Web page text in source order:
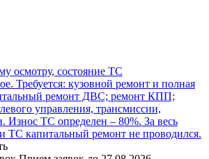
осмотру, состояние ТС
Требуется: кузовной ремонт и полная
ремонт ДВС; ремонт КПП;
управления, трансмиссии,
Износ ТС определен – 80%. За весь
ТС капитальный ремонт не проводился.